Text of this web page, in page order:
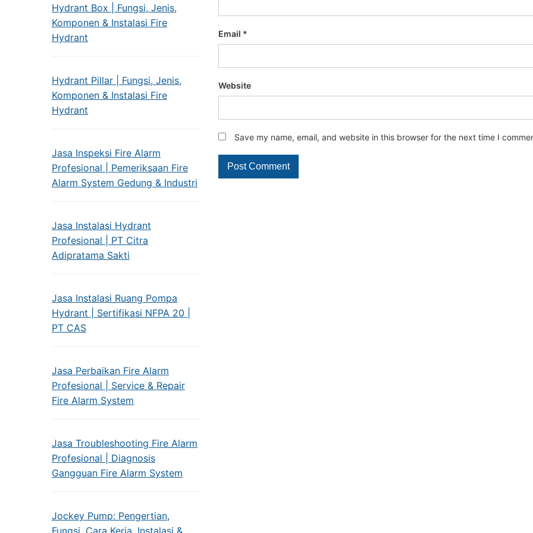
Hydrant Box | Fungsi, Jenis,
Komponen & Instalasi Fire
Hydrant
Hydrant Pillar | Fungsi, Jenis,
Komponen & Instalasi Fire
Hydrant
Jasa Inspeksi Fire Alarm
Profesional | Pemeriksaan Fire
Alarm System Gedung & Industri
Jasa Instalasi Hydrant
Profesional | PT Citra
Adipratama Sakti
Jasa Instalasi Ruang Pompa
Hydrant | Sertifikasi NFPA 20 |
PT CAS
Jasa Perbaikan Fire Alarm
Profesional | Service & Repair
Fire Alarm System
Jasa Troubleshooting Fire Alarm
Profesional | Diagnosis
Gangguan Fire Alarm System
Jockey Pump: Pengertian,
Fungsi, Cara Kerja, Instalasi &
Email *
Website
Save my name, email, and website in this browser for the next time I